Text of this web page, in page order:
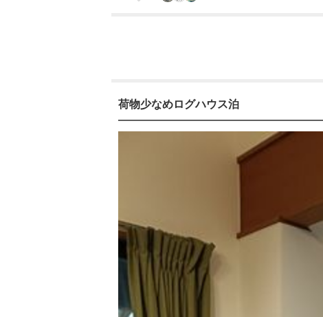
荷物少なめログハウス泊